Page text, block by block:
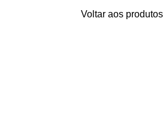
Voltar aos produtos